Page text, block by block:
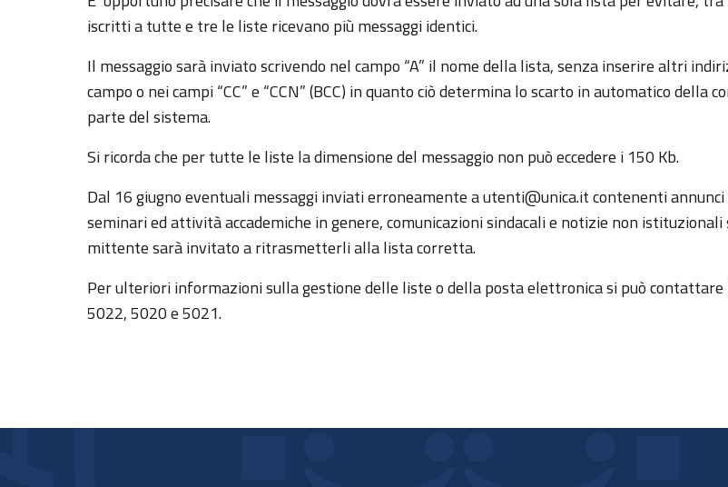
iscritti a tutte e tre le liste ricevano più messaggi identici.
Il messaggio sarà inviato scrivendo nel campo “A” il nome della lista, senza inserire altri
campo o nei campi “CC” e “CCN” (BCC) in quanto ciò determina lo scarto in automatico della
parte del sistema.
Si ricorda che per tutte le liste la dimensione del messaggio non può eccedere i 150 Kb.
Dal 16 giugno eventuali messaggi inviati erroneamente a utenti@unica.it contenenti annunci
seminari ed attività accademiche in genere, comunicazioni sindacali e notizie non
mittente sarà invitato a ritrasmetterli alla lista corretta.
Per ulteriori informazioni sulla gestione delle liste o della posta elettronica si può
5022, 5020 e 5021.